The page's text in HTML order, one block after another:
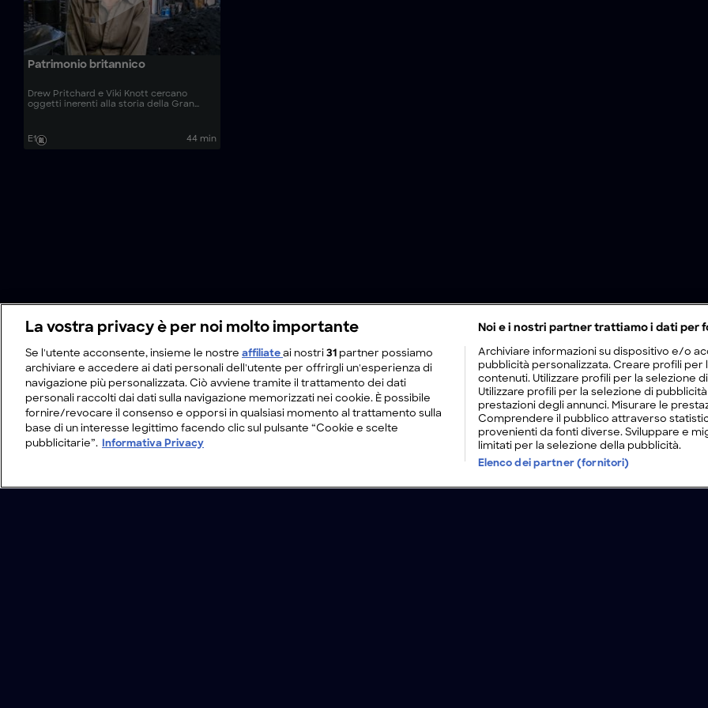
Patrimonio britannico
Drew Pritchard e Viki Knott cercano
oggetti inerenti alla storia della Gran
E1
44 min
La vostra privacy è per noi molto importante
Se l'utente acconsente, insieme le nostre affiliate ai nostri 31 partner possiamo
archiviare e accedere ai dati personali dell'utente per offrirgli un'esperienza di
navigazione più personalizzata. Ciò avviene tramite il trattamento dei dati
personali raccolti dai dati sulla navigazione memorizzati nei cookie. È possibile
fornire/revocare il consenso e opporsi in qualsiasi momento al trattamento sulla
base di un interesse legittimo facendo clic sul pulsante “Cookie e scelte
pubblicitarie”.
Informativa Privacy
Noi e i nostri partner trattiamo i dati per
Archiviare informazioni su dispositivo e/o
pubblicità personalizzata. Creare profili per
contenuti. Utilizzare profili per la selezione
Utilizzare profili per la selezione di
prestazioni degli annunci. Misurare le
Comprendere il pubblico attraverso
provenienti da fonti diverse. Sviluppare e
limitati per la selezione della pubblicità.
Elenco dei partner (fornitori)